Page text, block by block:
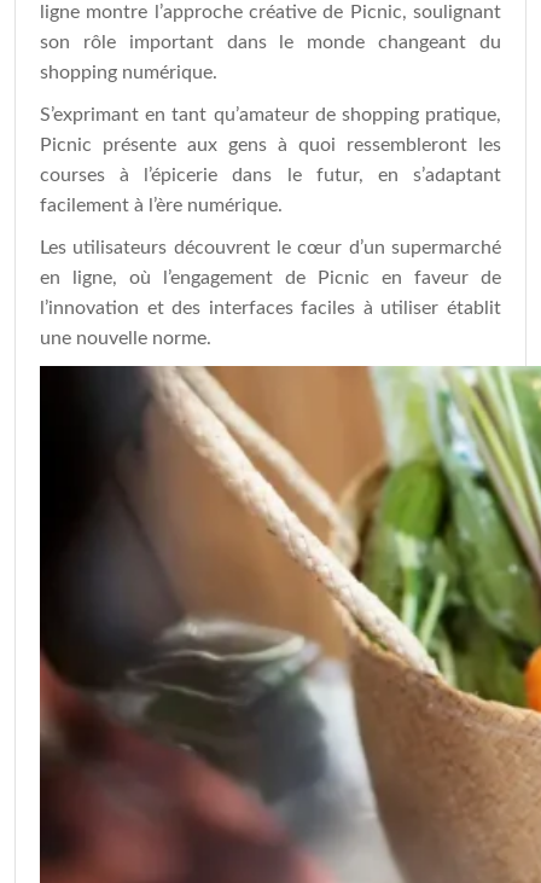
ligne montre l’approche créative de Picnic, soulignant
son rôle important dans le monde changeant du
shopping numérique.
S’exprimant en tant qu’amateur de shopping pratique,
Picnic présente aux gens à quoi ressembleront les
courses à l’épicerie dans le futur, en s’adaptant
facilement à l’ère numérique.
Les utilisateurs découvrent le cœur d’un supermarché
en ligne, où l’engagement de Picnic en faveur de
l’innovation et des interfaces faciles à utiliser établit
une nouvelle norme.